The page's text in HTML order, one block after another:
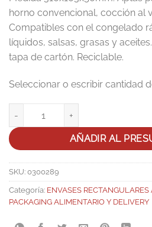
horno convencional, cocción al
Compatibles con el congelado
líquidos, salsas, grasas y
tapa de cartón. Reciclable.
AÑADIR AL
SKU: 0300289
Categoría: ENVASES
PACKAGING ALIMENTARIO Y DELIVERY